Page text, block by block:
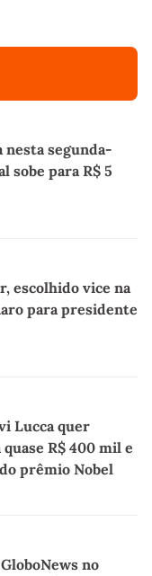
nesta segunda-
sobe para R$ 5
escolhido vice na
para presidente
Lucca quer
R$ 400 mil e
prêmio Nobel
no